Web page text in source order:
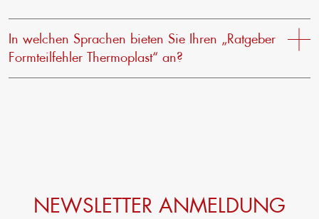
In welchen Sprachen bieten Sie Ihren „Ratgeber
Formteilfehler Thermoplast“ an?
NEWSLETTER ANMELDUNG